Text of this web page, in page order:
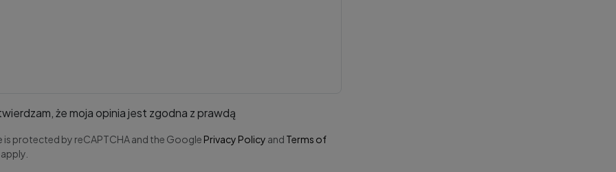
że moja opinia jest zgodna z prawdą
is protected by reCAPTCHA and the Google Privacy Policy and Terms of
apply.